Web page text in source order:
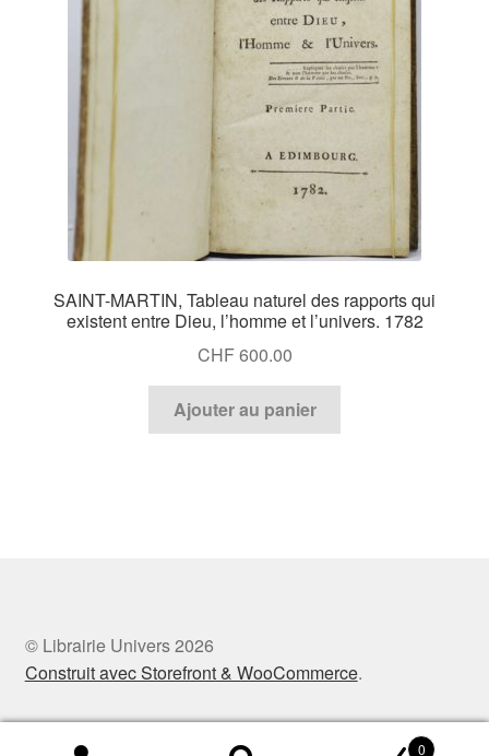
SAINT-MARTIN, Tableau naturel des rapports qui
existent entre Dieu, l’homme et l’univers. 1782
CHF600.00
Ajouter au panier
© Librairie Univers 2026
Construit avec Storefront & WooCommerce.
0